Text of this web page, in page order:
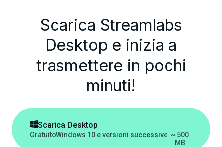
Scarica Streamlabs
Desktop e inizia a
trasmettere in pochi
minuti!
Scarica Desktop
GratuitoWindows 10 e versioni successive ~ 500
MB